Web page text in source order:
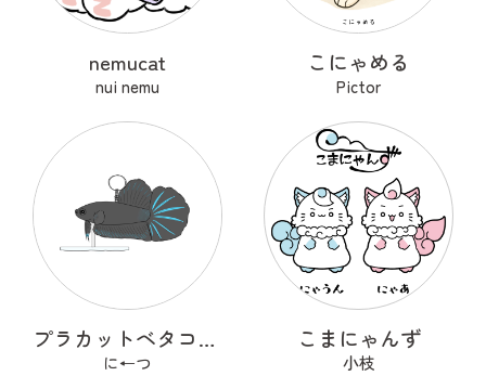
nemucat
nui nemu
こにゃめる
Pictor
プラカットベタコレクションver.1
に←つ
こまにゃんず
小枝